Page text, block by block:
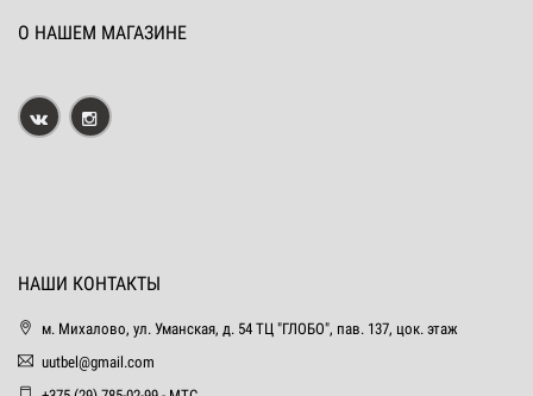
О НАШЕМ МАГАЗИНЕ
НАШИ КОНТАКТЫ
м. Михалово, ул. Уманская, д. 54 ТЦ "ГЛОБО", пав. 137, цок. этаж
uutbel@gmail.com